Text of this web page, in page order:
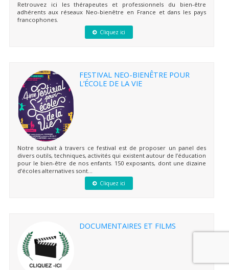
Retrouvez ici les thérapeutes et professionnels du bien-être
adhérents aux réseaux Neo-bienêtre en France et dans les pays
francophones.
Cliquez ici
FESTIVAL NEO-BIENÊTRE POUR
L’ÉCOLE DE LA VIE
Notre souhait à travers ce festival est de proposer un panel des
divers outils, techniques, activités qui existent autour de l’éducation
pour le bien-être de nos enfants. 150 exposants, dont une dizaine
d’écoles alternatives sont...
Cliquez ici
DOCUMENTAIRES ET FILMS